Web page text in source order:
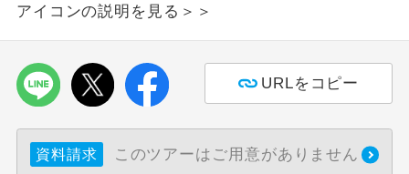
アイコンの説明を見る＞＞
URLをコピー
資料請求 このツアーはご用意がありません